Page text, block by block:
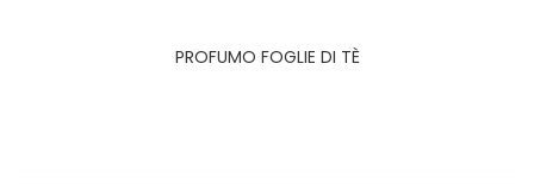
PROFUMO FOGLIE DI TÈ